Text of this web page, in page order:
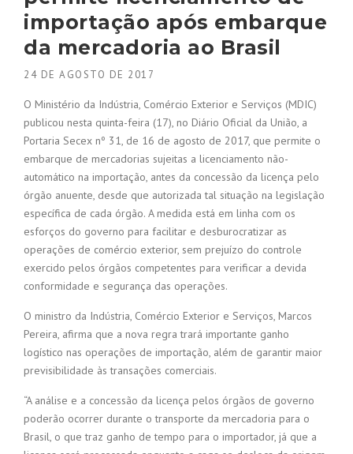
importação após embarque
da mercadoria ao Brasil
24 DE AGOSTO DE 2017
O Ministério da Indústria, Comércio Exterior e Serviços (MDIC)
publicou nesta quinta-feira (17), no Diário Oficial da União, a
Portaria Secex nº 31, de 16 de agosto de 2017, que permite o
embarque de mercadorias sujeitas a licenciamento não-
automático na importação, antes da concessão da licença pelo
órgão anuente, desde que autorizada tal situação na legislação
específica de cada órgão. A medida está em linha com os
esforços do governo para facilitar e desburocratizar as
operações de comércio exterior, sem prejuízo do controle
exercido pelos órgãos competentes para verificar a devida
conformidade e segurança das operações.
O ministro da Indústria, Comércio Exterior e Serviços, Marcos
Pereira, afirma que a nova regra trará importante ganho
logístico nas operações de importação, além de garantir maior
previsibilidade às transações comerciais.
“A análise e a concessão da licença pelos órgãos de governo
poderão ocorrer durante o transporte da mercadoria para o
Brasil, o que traz ganho de tempo para o importador, já que a